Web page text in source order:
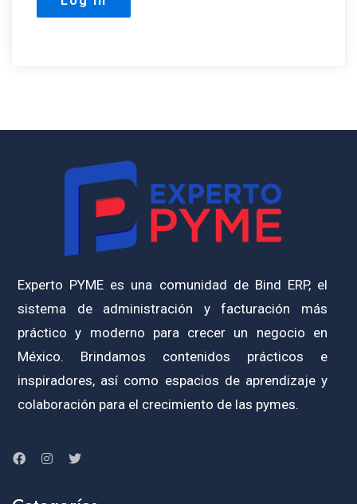
Experto PYME es una comunidad de Bind ERP, el
sistema de administración y facturación más
práctico y moderno para crecer un negocio en
México. Brindamos contenidos prácticos e
inspiradores, así como espacios de aprendizaje y
colaboración para el crecimiento de las pymes.